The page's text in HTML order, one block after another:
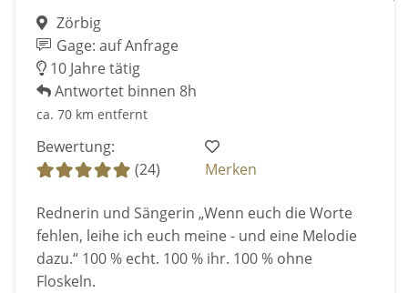
Zörbig
Gage: auf Anfrage
10 Jahre tätig
Antwortet binnen 8h
ca. 70 km entfernt
Bewertung:
(24)
Merken
Rednerin und Sängerin „Wenn euch die Worte
fehlen, leihe ich euch meine - und eine Melodie
dazu.“ 100 % echt. 100 % ihr. 100 % ohne
Floskeln.